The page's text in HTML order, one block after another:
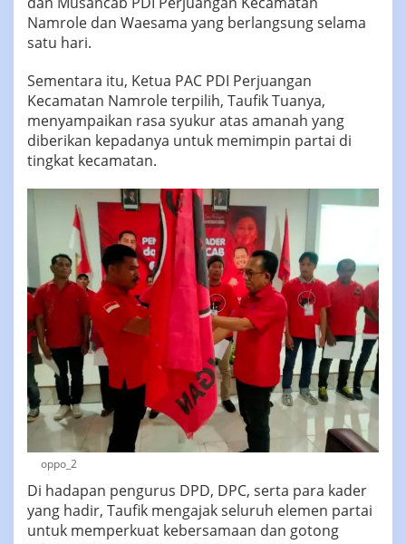
Namrole dan Waesama yang berlangsung selama
satu hari.
Sementara itu, Ketua PAC PDI Perjuangan
Kecamatan Namrole terpilih, Taufik Tuanya,
menyampaikan rasa syukur atas amanah yang
diberikan kepadanya untuk memimpin partai di
tingkat kecamatan.
oppo_2
Di hadapan pengurus DPD, DPC, serta para kader
yang hadir, Taufik mengajak seluruh elemen partai
untuk memperkuat kebersamaan dan gotong